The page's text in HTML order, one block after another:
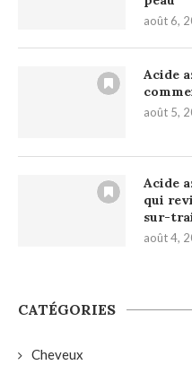
août 6,
Acide
août 5,
Acide
qui
sur-
août 4,
CATÉGORIES
Cheveux